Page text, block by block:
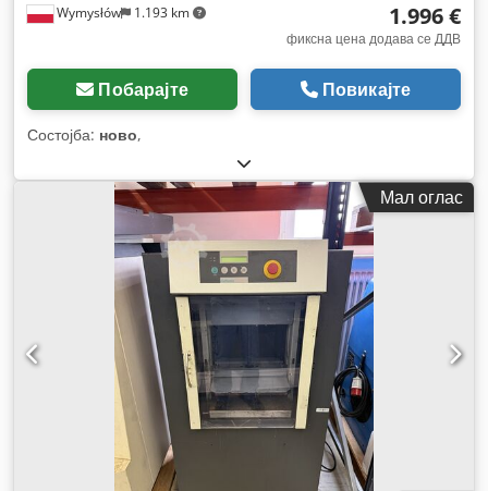
Wymysłów 1.193 km 1.996 €
фиксна цена додава се ДДВ
Побарајте Повикајте
Состојба: ново,
Мал оглас